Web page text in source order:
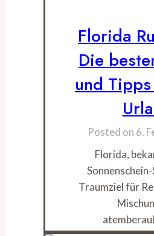
Florida
Die
und
Posted on 6.
Florida,
Traumziel für